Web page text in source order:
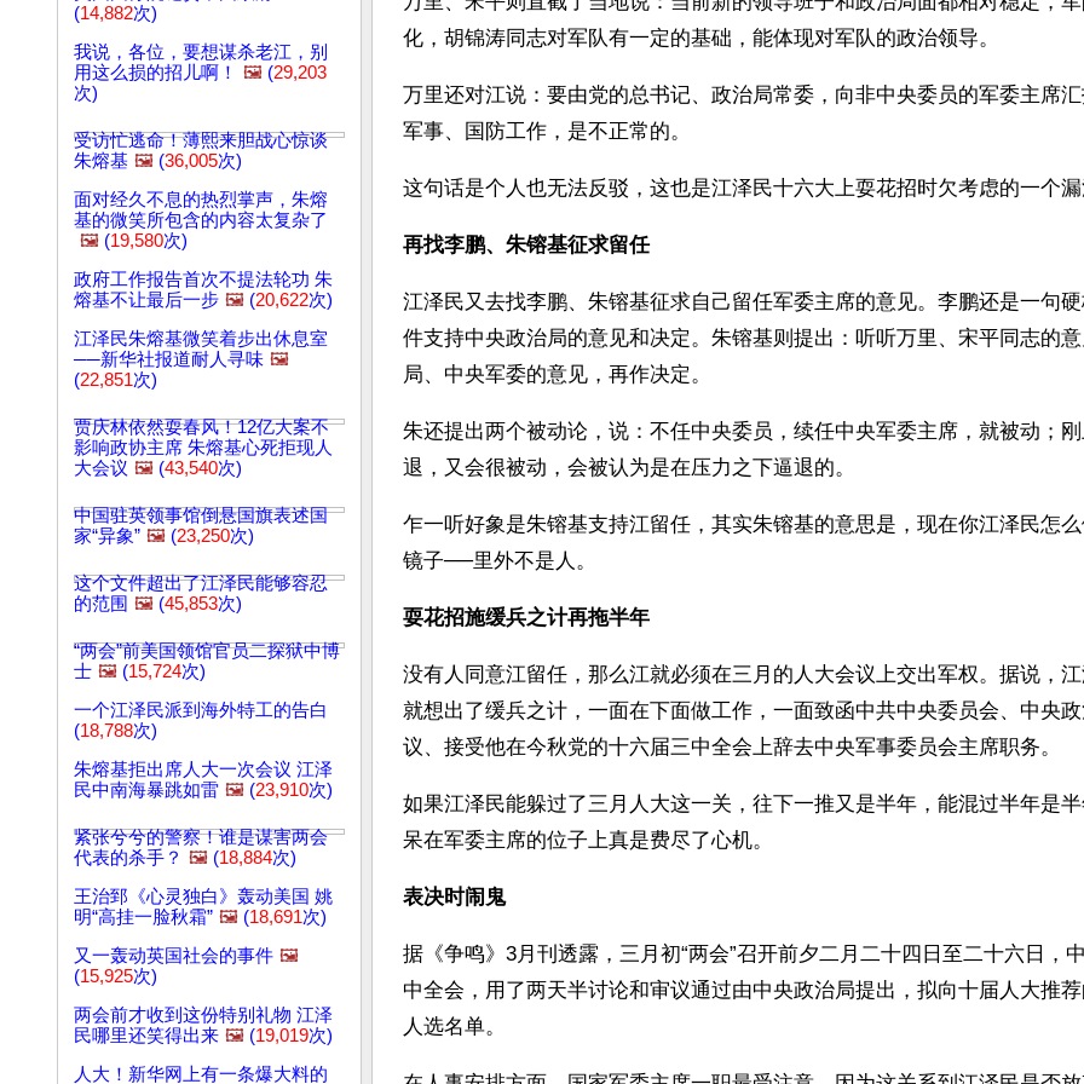
(14,882次)
我说，各位，要想谋杀老江，别
用这么损的招儿啊！
🖼️ (29,203
次)
受访忙逃命！薄熙来胆战心惊谈
朱熔基 🖼️ (36,005次)
面对经久不息的热烈掌声，朱熔
基的微笑所包含的内容太复杂了
🖼️ (19,580次)
政府工作报告首次不提法轮功 朱
熔基不让最后一步 🖼️ (20,622次)
江泽民朱熔基微笑着步出休息室
──新华社报道耐人寻味 🖼️
(22,851次)
贾庆林依然耍春风！12亿大案不
影响政协主席 朱熔基心死拒现人
大会议 🖼️ (43,540次)
中国驻英领事馆倒悬国旗表述国
家“异象” 🖼️ (23,250次)
这个文件超出了江泽民能够容忍
的范围 🖼️ (45,853次)
“两会”前美国领馆官员二探狱中博
士 🖼️ (15,724次)
一个江泽民派到海外特工的告白
(18,788次)
朱熔基拒出席人大一次会议 江泽
民中南海暴跳如雷 🖼️ (23,910次)
紧张兮兮的警察！谁是谋害两会
代表的杀手？ 🖼️ (18,884次)
王治郅《心灵独白》轰动美国 姚
明“高挂一脸秋霜” 🖼️ (18,691次)
又一轰动英国社会的事件 🖼️
(15,925次)
两会前才收到这份特别礼物 江泽
民哪里还笑得出来 🖼️ (19,019次)
人大！新华网上有一条爆大料的
化，胡锦涛同志对军队有一定的基础，能体现对军队的政治领导。
万里还对江说：要由党的总书记、政治局常委，向非中央委员的军委主席
军事、国防工作，是不正常的。
这句话是个人也无法反驳，这也是江泽民十六大上耍花招时欠考虑的一个
再找李鹏、朱镕基征求留任
江泽民又去找李鹏、朱镕基征求自己留任军委主席的意见。李鹏还是一句
件支持中央政治局的意见和决定。朱镕基则提出：听听万里、宋平同志的
局、中央军委的意见，再作决定。
朱还提出两个被动论，说：不任中央委员，续任中央军委主席，就被动；
退，又会很被动，会被认为是在压力之下逼退的。
乍一听好象是朱镕基支持江留任，其实朱镕基的意思是，现在你江泽民怎
镜子──里外不是人。
耍花招施缓兵之计再拖半年
没有人同意江留任，那么江就必须在三月的人大会议上交出军权。据说，
就想出了缓兵之计，一面在下面做工作，一面致函中共中央委员会、中央
议、接受他在今秋党的十六届三中全会上辞去中央军事委员会主席职务。
如果江泽民能躲过了三月人大这一关，往下一推又是半年，能混过半年是
呆在军委主席的位子上真是费尽了心机。
表决时闹鬼
据《争鸣》3月刊透露，三月初“两会”召开前夕二月二十四日至二十六日，
中全会，用了两天半讨论和审议通过由中央政治局提出，拟向十届人大推
人选名单。